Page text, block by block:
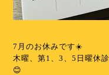
7月のお休みです☀️
木曜、第1、3、5日曜休
😊